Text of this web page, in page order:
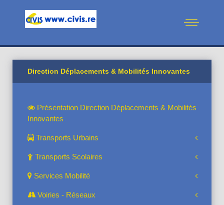
Direction Déplacements & Mobilités Innovantes
Présentation Direction Déplacements & Mobilités
Innovantes
Transports Urbains
Transports Scolaires
Services Mobilité
Voiries - Réseaux